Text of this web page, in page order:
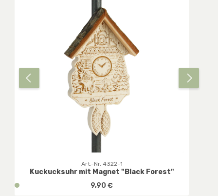
Art.-Nr. 4322-1
Kuckucksuhr mit Magnet "Black Forest"
Regulärer Preis:
9,90 €